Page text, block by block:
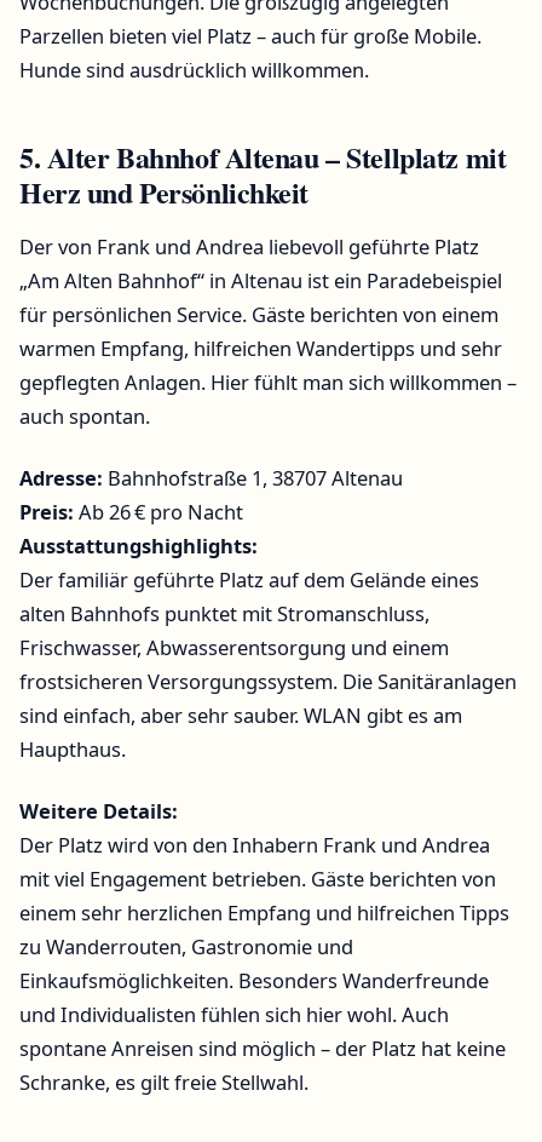
Parzellen bieten viel Platz – auch für große Mobile.
Hunde sind ausdrücklich willkommen.
5. Alter Bahnhof Altenau – Stellplatz mit
Herz und Persönlichkeit
Der von Frank und Andrea liebevoll geführte Platz
„Am Alten Bahnhof“ in Altenau ist ein Paradebeispiel
für persönlichen Service. Gäste berichten von einem
warmen Empfang, hilfreichen Wandertipps und sehr
gepflegten Anlagen. Hier fühlt man sich willkommen –
auch spontan.
Adresse: Bahnhofstraße 1, 38707 Altenau
Preis: Ab 26 € pro Nacht
Ausstattungshighlights:
Der familiär geführte Platz auf dem Gelände eines
alten Bahnhofs punktet mit Stromanschluss,
Frischwasser, Abwasserentsorgung und einem
frostsicheren Versorgungssystem. Die Sanitäranlagen
sind einfach, aber sehr sauber. WLAN gibt es am
Haupthaus.
Weitere Details:
Der Platz wird von den Inhabern Frank und Andrea
mit viel Engagement betrieben. Gäste berichten von
einem sehr herzlichen Empfang und hilfreichen Tipps
zu Wanderrouten, Gastronomie und
Einkaufsmöglichkeiten. Besonders Wanderfreunde
und Individualisten fühlen sich hier wohl. Auch
spontane Anreisen sind möglich – der Platz hat keine
Schranke, es gilt freie Stellwahl.